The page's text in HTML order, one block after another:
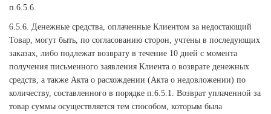
п.6.5.6.
6.5.6. Денежные средства, оплаченные Клиентом за недостающий
Товар, могут быть, по согласованию сторон, учтены в последующих
заказах, либо подлежат возврату в течение 10 дней с момента
получения письменного заявления Клиента о возврате денежных
средств, а также Акта о расхождении (Акта о недовложении) по
количеству, составленного в порядке п.6.5.1. Возврат уплаченной за
товар суммы осуществляется тем способом, которым была